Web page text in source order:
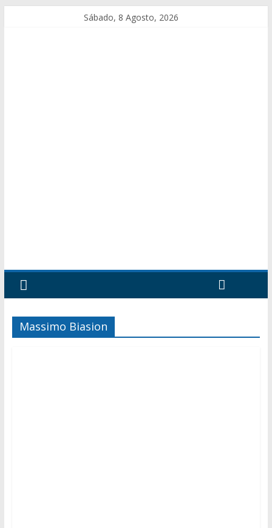
Sábado, 8 Agosto, 2026
Massimo Biasion